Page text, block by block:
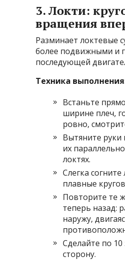
3. Локти:
вращения
Разминает локтевые
более подвижными и
последующей
Техника
Встаньте
ширине плеч,
ровно,
Вытяните руки
их
локтях.
Слегка
плавные
Повторите те
теперь назад:
наружу,
Сделайте по
сторону.